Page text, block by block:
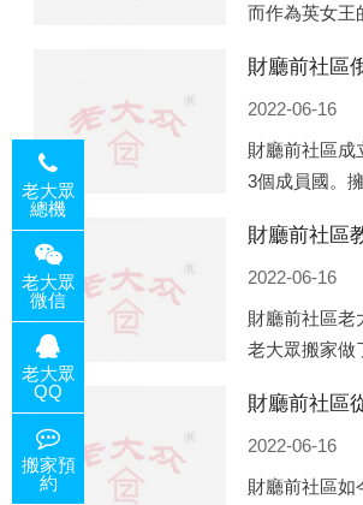
而作為英女王
一處是位于倫
財廳前社區
2022-06-16
財廳前社區成
3個成員國。
但以美國為首
財廳前社區
2022-06-16
財廳前社區老
老大眾搬家做
和周日是最多
財廳前社區
2022-06-16
財廳前社區如
老大眾
總機
老大眾
微信
老大眾
QQ
搬家預
約